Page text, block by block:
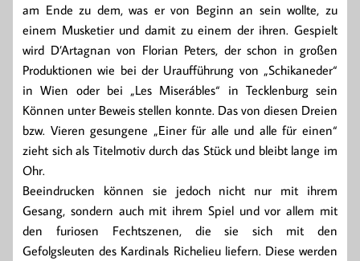
am Ende zu dem, was er von Beginn an sein wollte, zu
einem Musketier und damit zu einem der ihren. Gespielt
wird D’Artagnan von Florian Peters, der schon in großen
Produktionen wie bei der Uraufführung von „Schikaneder“
in Wien oder bei „Les Miserábles“ in Tecklenburg sein
Können unter Beweis stellen konnte. Das von diesen Dreien
bzw. Vieren gesungene „Einer für alle und alle für einen“
zieht sich als Titelmotiv durch das Stück und bleibt lange im
Ohr.
Beeindrucken können sie jedoch nicht nur mit ihrem
Gesang, sondern auch mit ihrem Spiel und vor allem mit
den furiosen Fechtszenen, die sie sich mit den
Gefolgsleuten des Kardinals Richelieu liefern. Diese werden